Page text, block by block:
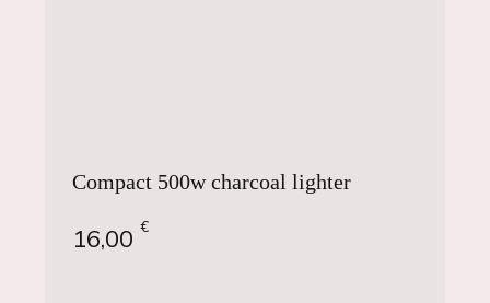
Compact 500w charcoal lighter
16,00€